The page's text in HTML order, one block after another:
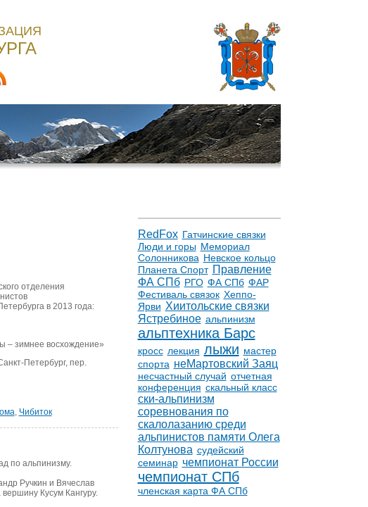
RedFox Гатчинские связки
Люди и горы Мемориал
Солонникова Невское кольцо
Планета Спорт Правление
ФА СПб РГО ФА СПб ФАР
Фестиваль связок Хеппо-
Ярви Хиитольские связки
Ястребиное альпинизм
альптехника Барс
кросс лекция лыжи мастер
спорта неМартовский Заяц
несчастный случай отчетная
конференция скальный класс
ски-альпинизм
соревнования по
скалолазанию среди
альпинистов памяти Олега
Колтунова судейский
семинар чемпионат России
чемпионат СПб
членская карта ФА СПб
отделения
в 2013 года:
– зимнее восхождение»
Петербург, пер.
, Чибиток
по альпинизму.
Ручкин и Вячеслав
Кусум Кангуру.